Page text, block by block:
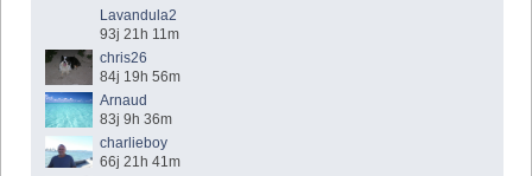
Lavandula2
93j 21h 11m
chris26
84j 19h 56m
Arnaud
83j 9h 36m
charlieboy
66j 21h 41m